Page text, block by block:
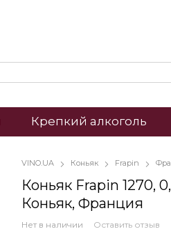
Крепкий алкоголь
VINO.UA Коньяк Frapin
Коньяк Frapin 1270,
Коньяк, Франция
Нет в наличии Оставить отзыв